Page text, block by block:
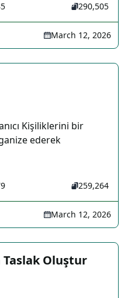
290,505
March 12, 2026
Kişiliklerini bir
ederek
259,264
March 12, 2026
Taslak Oluştur